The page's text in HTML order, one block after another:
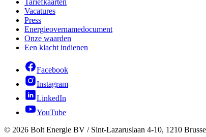
Vacatures
Press
Energieovernamedocument
Onze waarden
Een klacht indienen
Facebook
Instagram
LinkedIn
YouTube
© 2026 Bolt Energie BV / Sint-Lazaruslaan 4-10, 1210